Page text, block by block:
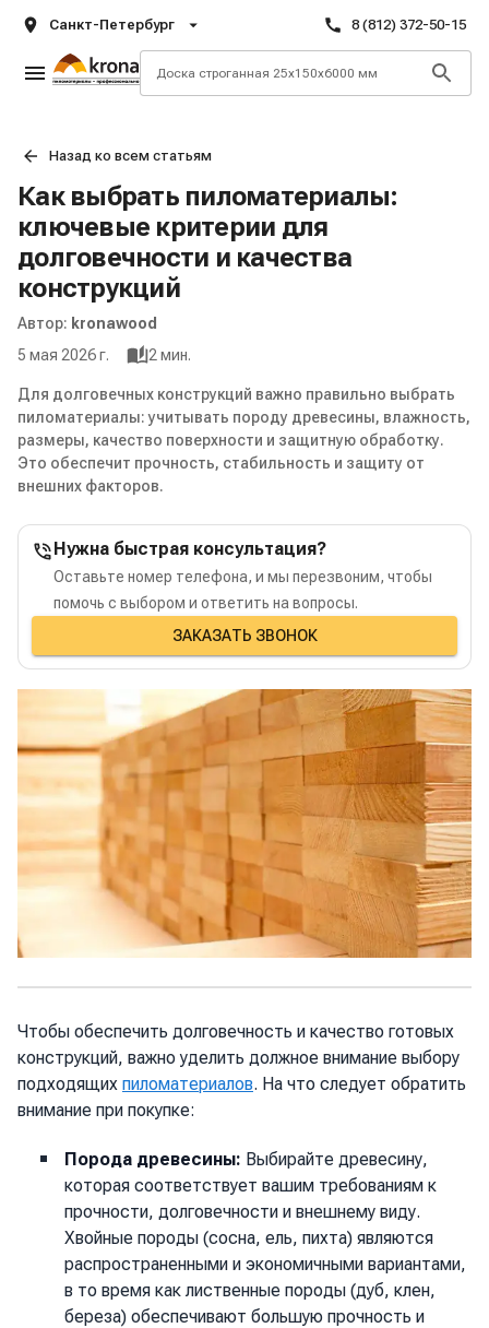
Санкт-Петербург 8 (812) 372-50-15
Назад ко всем статьям
Как выбрать пиломатериалы:
ключевые критерии для
долговечности и качества
конструкций
Автор: kronawood
5 мая 2026 г.
2 мин.
Для долговечных конструкций важно правильно выбрать
пиломатериалы: учитывать породу древесины, влажность,
размеры, качество поверхности и защитную обработку.
Это обеспечит прочность, стабильность и защиту от
внешних факторов.
Нужна быстрая консультация?
Оставьте номер телефона, и мы перезвоним, чтобы
помочь с выбором и ответить на вопросы.
ЗАКАЗАТЬ ЗВОНОК
Чтобы обеспечить долговечность и качество готовых
конструкций, важно уделить должное внимание выбору
подходящих пиломатериалов. На что следует обратить
внимание при покупке:
Порода древесины: Выбирайте древесину,
которая соответствует вашим требованиям к
прочности, долговечности и внешнему виду.
Хвойные породы (сосна, ель, пихта) являются
распространенными и экономичными вариантами,
в то время как лиственные породы (дуб, клен,
береза) обеспечивают большую прочность и